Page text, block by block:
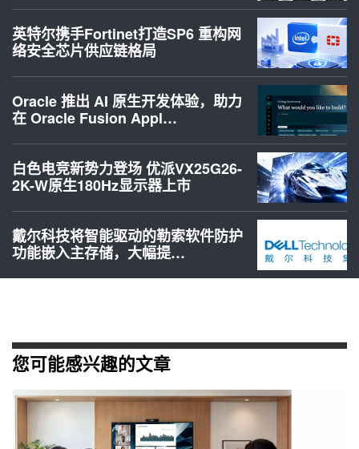
英特尔携手Fortinet打造SP6 重构网
络安全芯片供应链格局
Oracle 推出 AI 原生开发体验，助力
在 Oracle Fusion Appl…
白色电竞新势力登场 优派VX25G26-
2K-W原生180Hz显示器上市
戴尔科技将智能驱动的勒索软件防护
功能嵌入主存储，大幅提…
您可能感兴趣的文章